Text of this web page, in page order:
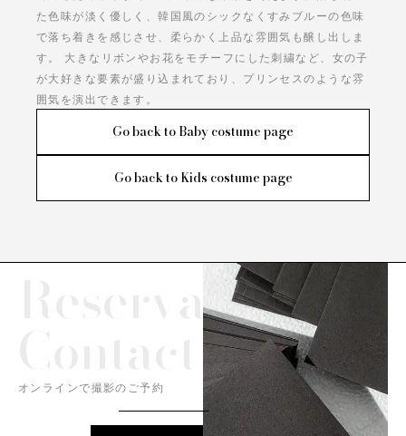
た色味が淡く優しく、韓国風のシックなくすみブルーの色味
で落ち着きを感じさせ、柔らかく上品な雰囲気も醸し出しま
す。 大きなリボンやお花をモチーフにした刺繍など、女の子
が大好きな要素が盛り込まれており、プリンセスのような雰
囲気を演出できます。
Go back to Baby costume page
Go back to Kids costume page
Reservation/
オンラインで撮影のご予約